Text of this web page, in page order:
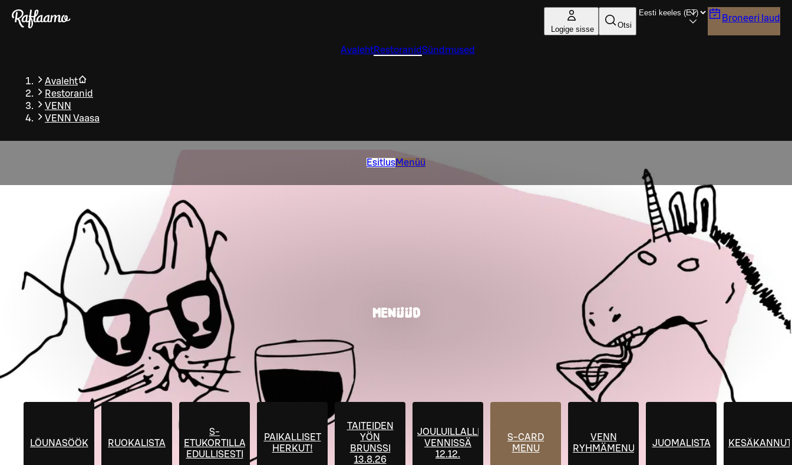
Liigu peamise sisu juurde
Logige sisse Otsi
Broneeri laud
AvalehtRestoranidSündmused
Avaleht
Restoranid
VENN
VENN Vaasa
EsitlusMenüü
MENÜÜD
LÕUNASÖÖK RUOKALISTA
S-
ETUKORTILLA
EDULLISESTI
PAIKALLISET
HERKUT!
TAITEIDEN
YÖN
BRUNSSI
13.8.26
JOULUILLALLINEN
VENNISSÄ
12.12.
S-CARD
MENU
VENN
RYHMÄMENUT
JUOMALISTA KESÄKANNUT